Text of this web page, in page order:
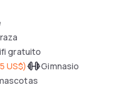
gratuito
US$)
Gimnasio